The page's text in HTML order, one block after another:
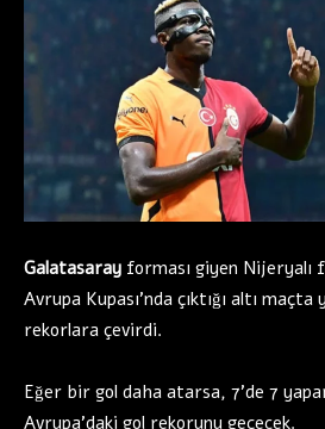
Galatasaray forması giyen Nijeryalı
Avrupa Kupası’nda çıktığı altı
rekorlara çevirdi.
Eğer bir gol daha atarsa, 7’de 7
Avrupa’daki gol rekorunu geçecek.